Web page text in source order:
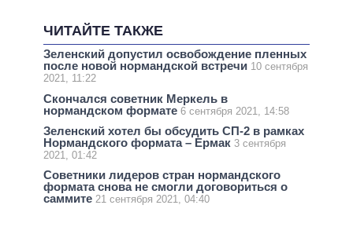
ЧИТАЙТЕ ТАКЖЕ
Зеленский допустил освобождение пленных
после новой нормандской встречи 10 сентября
2021, 11:22
Скончался советник Меркель в
нормандском формате 6 сентября 2021, 14:58
Зеленский хотел бы обсудить СП-2 в рамках
Нормандского формата – Ермак 3 сентября
2021, 01:42
Советники лидеров стран нормандского
формата снова не смогли договориться о
саммите 21 сентября 2021, 04:40